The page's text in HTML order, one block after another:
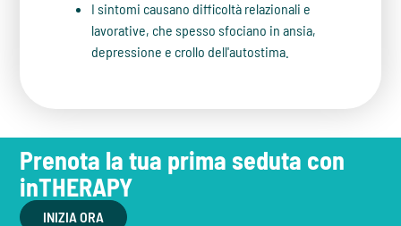
I sintomi causano difficoltà relazionali e
lavorative, che spesso sfociano in ansia,
depressione e crollo dell'autostima.
Prenota la tua prima seduta con
inTHERAPY
INIZIA ORA